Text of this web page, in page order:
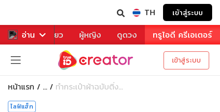
TH เข้าสู่ระบบ
อ่าน
หาร ท่องเที่ยว ผู้หญิง ดูดวง ทรูไอดี ครีเอเตอร์
เข้าสู่ระบบ
หน้าแรก ... ทำกระเป๋าผ้าฉบับติ่ง...
ไลฟ์แฮ็ก